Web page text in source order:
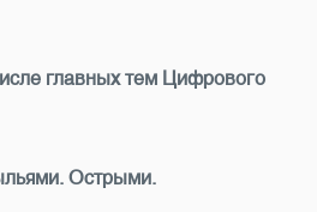
главных тем Цифрового
Острыми.